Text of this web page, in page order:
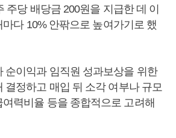
주당 배당금 200원을 지급한 데 이
다 10% 안팎으로 높여가기로 했
순이익과 임직원 성과보상을 위한
결정하고 매입 뒤 소각 여부나 규모
력비율 등을 종합적으로 고려해